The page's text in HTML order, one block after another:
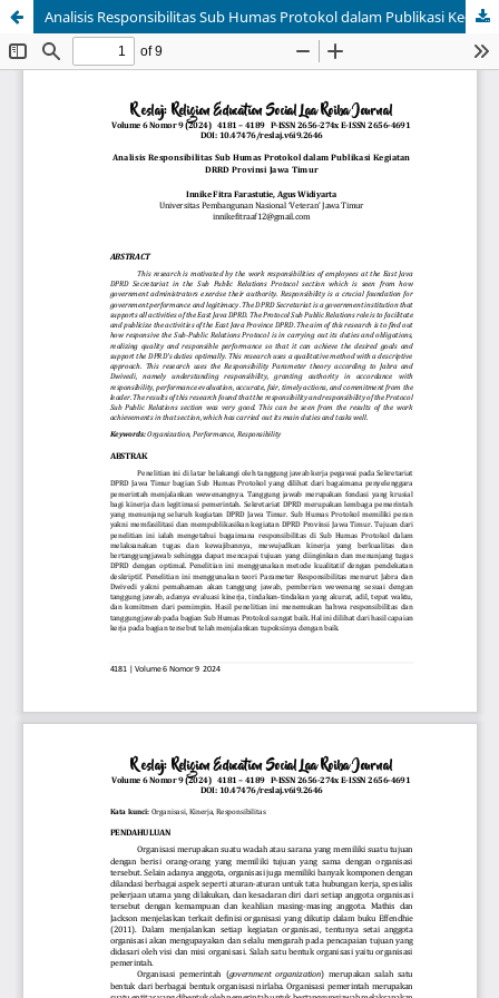
Analisis Responsibilitas Sub Humas Protokol dalam Publikasi Kegiatan DRRD Provinsi Jawa Timur